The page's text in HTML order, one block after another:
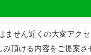
せん近くの大変アクセ
頂ける内容をご提案